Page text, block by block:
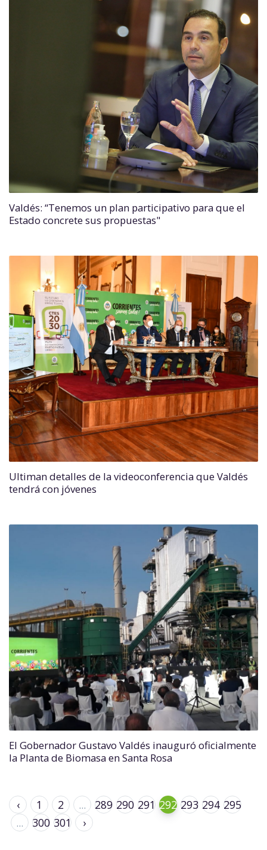
Valdés: “Tenemos un plan participativo para que el
Estado concrete sus propuestas"
Ultiman detalles de la videoconferencia que Valdés
tendrá con jóvenes
El Gobernador Gustavo Valdés inauguró oficialmente
la Planta de Biomasa en Santa Rosa
‹ 1 2 ... 289 290 291 292 293 294 295
...
300 301 ›